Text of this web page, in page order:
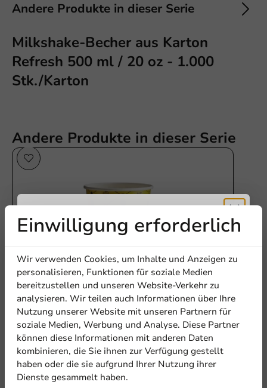
Andere Produkte in dieser Serie
Milkshake-Becher aus Karton
Refresh 500 ml / 20 oz - 1.000
Stk./Karton
Andere Produkte in dieser Serie
Produktauswahlen
Milkshake-Becher aus Karton „Refresh“ 300
ml/12 oz - 1000 St./Karton
300cc / 12oz
1000 Einheiten
29,90 €
Einwilligung erforderlich
Wir verwenden Cookies, um Inhalte und Anzeigen zu
personalisieren, Funktionen für soziale Medien
bereitzustellen und unseren Website-Verkehr zu
analysieren. Wir teilen auch Informationen über Ihre
Nutzung unserer Website mit unseren Partnern für
soziale Medien, Werbung und Analyse. Diese Partner
können diese Informationen mit anderen Daten
kombinieren, die Sie ihnen zur Verfügung gestellt
haben oder die sie aufgrund Ihrer Nutzung ihrer
Dienste gesammelt haben.
Erhalten Sie
5% Rabatt
Abonnieren Sie unseren
Newsletter!